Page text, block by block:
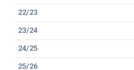
22/23
23/24
24/25
25/26